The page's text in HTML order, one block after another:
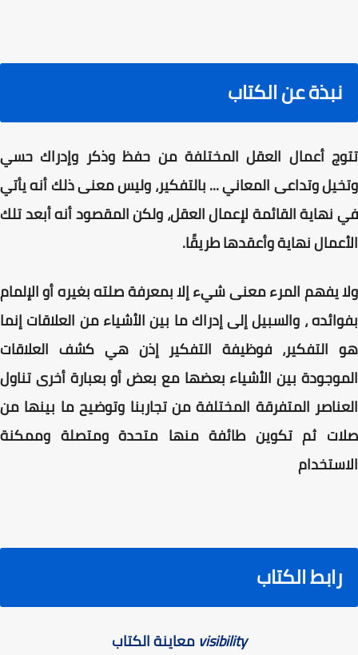
نبذة عن الكتاب
تتوج أعمال العقل المختلفة من حفظ وذكر وإدراك حسي
وتخيل وتداعى المعاني ... بالتفكير، وليس معنى ذلك أنه يأتي
في نهاية القائمة لإعمال العقل، ولكن المقصود أنه أبعد تلك
الأعمال نهاية وأعقدها طريقًا.
ولا يفهم المرء معنى شيء إلا بمعرفة صلته بغيره أو الإلمام
بفوائده ، والسبيل إلى إدراك ما بين الأشياء من العلاقات إنما
هو التفكير، فوظيفة التفكير إذن هي كشف العلاقات
الموجودة بين الأشياء بعضها مع بعض أو بعبارة أخرى تناول
العناصر المتفرقة المختلفة من تجاربنا وتوضيح ما بينها من
صلات ثم تكوين طائفة منها متحدة ومتصلة وممكنة
الاستخدام
رابط الكتاب
visibilityمعاينة الكتاب